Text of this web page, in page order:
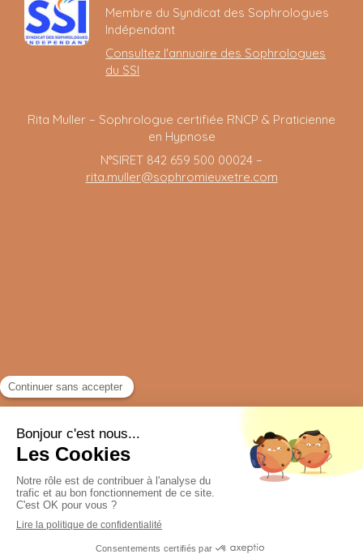
Membre du Syndicat des Sophrologues
Indépendant
Consultez l'annuaire des Sophrologues
du SSI
Rita Muller – Sophrologue certifiée RNCP & Praticienne
en Hypnose
N°SIRET 842 659 500 00024 –
rita.muller@sophromieuxetre.com
Plan du site
Création et référencement du site par Simplébo